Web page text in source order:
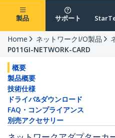
製品 サポート
Home ネットワークI/O製品
P011GI-NETWORK-CARD
概要
製品概要
技術仕様
ドライバ&ダウンロード
FAQ・コンプライアンス
別売アクセサリー